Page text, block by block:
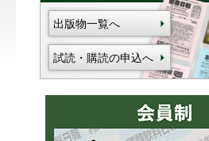
出版物一覧へ
試読・購読の申込へ